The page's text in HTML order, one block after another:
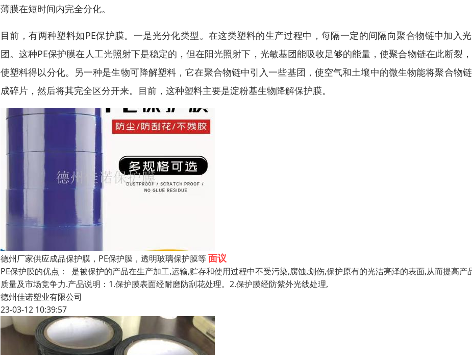
薄膜在短时间内完全分化。
目前，有两种塑料如PE保护膜。一是光分化类型。在这类塑料的生产过程中，每隔一定的间隔向聚合物链中加入
团。这种PE保护膜在人工光照射下是稳定的，但在阳光照射下，光敏基团能吸收足够的能量，使聚合物链在此断裂
使塑料得以分化。另一种是生物可降解塑料，它在聚合物链中引入一些基团，使空气和土壤中的微生物能将聚合物
成碎片，然后将其完全区分开来。目前，这种塑料主要是淀粉基生物降解保护膜。
德州厂家供应成品保护膜，PE保护膜，透明玻璃保护膜等面议
PE保护膜的优点： 是被保护的产品在生产加工,运输,贮存和使用过程中不受污染,腐蚀,划伤,保护原有的光洁亮泽的表面,从而提高产
质量及市场竞争力.产品说明：1.保护膜表面经耐磨防刮花处理。2.保护膜经防紫外光线处理,
德州佳诺塑业有限公司
23-03-12 10:39:57